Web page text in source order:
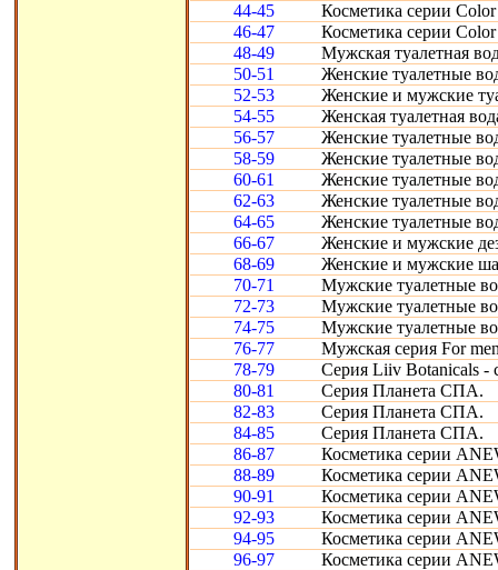
44-45
Косметика серии
46-47
Косметика серии
48-49
Мужская туалетная
50-51
Женские туалетные
52-53
Женские и мужские
54-55
Женская туалетная
56-57
Женские туалетные
58-59
Женские туалетные
60-61
Женские туалетные
62-63
Женские туалетные
64-65
Женские туалетные
66-67
Женские и мужские
68-69
Женские и мужские
70-71
Мужские туалетные
72-73
Мужские туалетные
74-75
Мужские туалетные
76-77
Мужская серия For
78-79
Серия Liiv Botanicals -
80-81
Серия Планета СПА.
82-83
Серия Планета СПА.
84-85
Серия Планета СПА.
86-87
Косметика серии
88-89
Косметика серии
90-91
Косметика серии
92-93
Косметика серии
94-95
Косметика серии
96-97
Косметика серии